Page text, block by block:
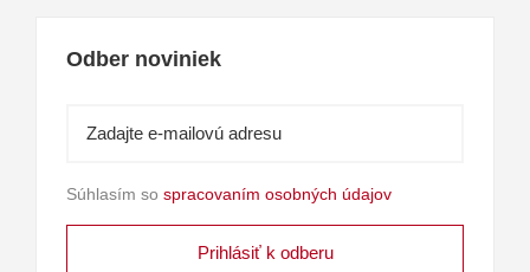
Odber noviniek
Súhlasím so spracovaním osobných údajov